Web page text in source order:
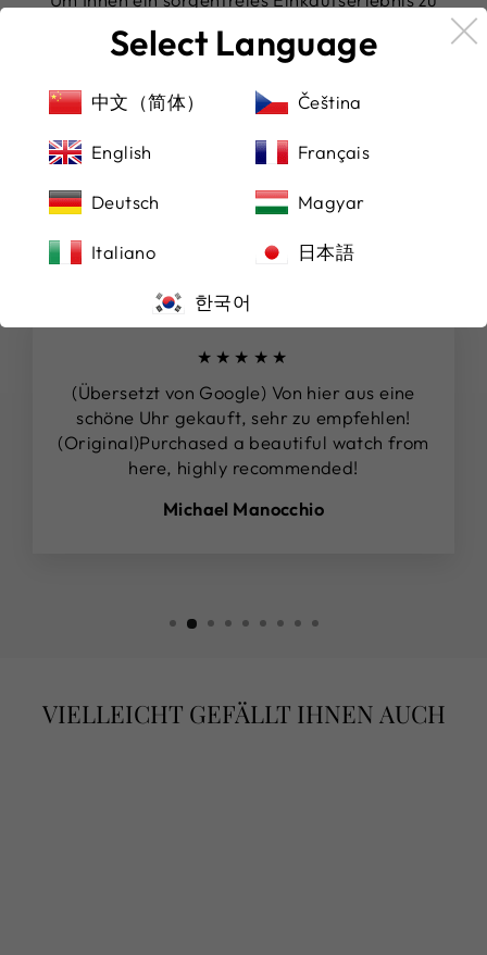
garantieren, akzeptieren wir nicht nur Paypal,
sondern auch alle renommierten Kreditkarten. So
wählen und sich gleichzeitig auf einen sicheren
DAS SAGEN UNSERE KUNDEN
★★★★★
(Übersetzt von Google) Von hier aus eine
schöne Uhr gekauft, sehr zu empfehlen!
(Original)Purchased a beautiful watch from
here, highly recommended!
Michael Manocchio
VIELLEICHT GEFÄLLT IHNEN AUCH
Select Language
中文（简体） Čeština
English Français
Deutsch Magyar
Italiano 日本語
한국어